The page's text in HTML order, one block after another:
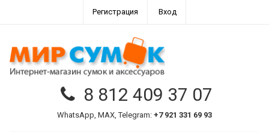
Регистрация Вход
8 812 409 37 07
WhatsApp, MAX, Telegram: +7 921 331 69 93